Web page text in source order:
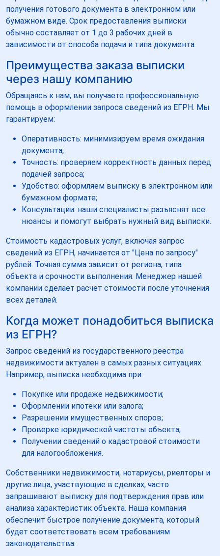
получения готового документа в электронном или
бумажном виде. Срок предоставления выписки
обычно составляет от 1 до 3 рабочих дней в
зависимости от способа подачи и типа документа.
Преимущества заказа выписки
через нашу компанию
Обращаясь к нам, вы получаете профессиональную
помощь в оформлении запроса сведений из ЕГРН. Мы
гарантируем:
Оперативность: минимизируем время ожидания
документа;
Точность: проверяем корректность данных перед
подачей запроса;
Удобство: оформляем выписку в электронном или
бумажном формате;
Консультации: наши специалисты разъяснят все
нюансы и помогут выбрать нужный вид выписки.
Стоимость кадастровых услуг, включая запрос
сведений из ЕГРН, начинается от "Цена по запросу"
рублей. Точная сумма зависит от региона, типа
объекта и срочности выполнения. Менеджер нашей
компании сделает расчет стоимости после уточнения
всех деталей.
Когда может понадобиться выписка
из ЕГРН?
Запрос сведений из государственного реестра
недвижимости актуален в самых разных ситуациях.
Например, выписка необходима при:
Покупке или продаже недвижимости;
Оформлении ипотеки или залога;
Разрешении имущественных споров;
Проверке юридической чистоты объекта;
Получении сведений о кадастровой стоимости
для налогообложения.
Собственники недвижимости, нотариусы, риелторы и
другие лица, участвующие в сделках, часто
запрашивают выписку для подтверждения прав или
анализа характеристик объекта. Наша компания
обеспечит быстрое получение документа, который
будет соответствовать всем требованиям
законодательства.